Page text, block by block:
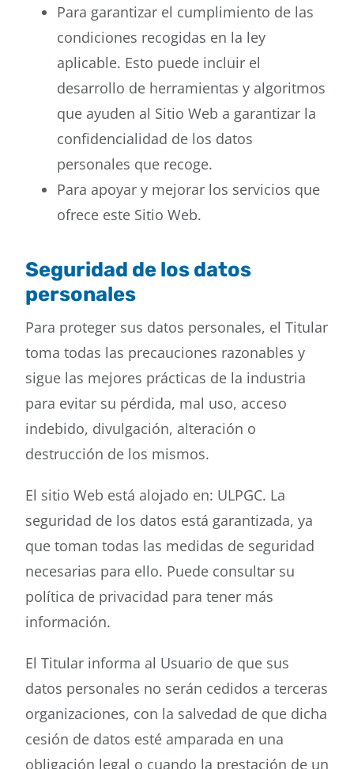
Para garantizar el cumplimiento de las
condiciones recogidas en la ley
aplicable. Esto puede incluir el
desarrollo de herramientas y algoritmos
que ayuden al Sitio Web a garantizar la
confidencialidad de los datos
personales que recoge.
Para apoyar y mejorar los servicios que
ofrece este Sitio Web.
Seguridad de los datos
personales
Para proteger sus datos personales, el Titular
toma todas las precauciones razonables y
sigue las mejores prácticas de la industria
para evitar su pérdida, mal uso, acceso
indebido, divulgación, alteración o
destrucción de los mismos.
El sitio Web está alojado en: ULPGC. La
seguridad de los datos está garantizada, ya
que toman todas las medidas de seguridad
necesarias para ello. Puede consultar su
política de privacidad para tener más
información.
El Titular informa al Usuario de que sus
datos personales no serán cedidos a terceras
organizaciones, con la salvedad de que dicha
cesión de datos esté amparada en una
obligación legal o cuando la prestación de un